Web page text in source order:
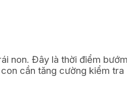
non. Đây là thời điểm bướm
cần tăng cường kiểm tra